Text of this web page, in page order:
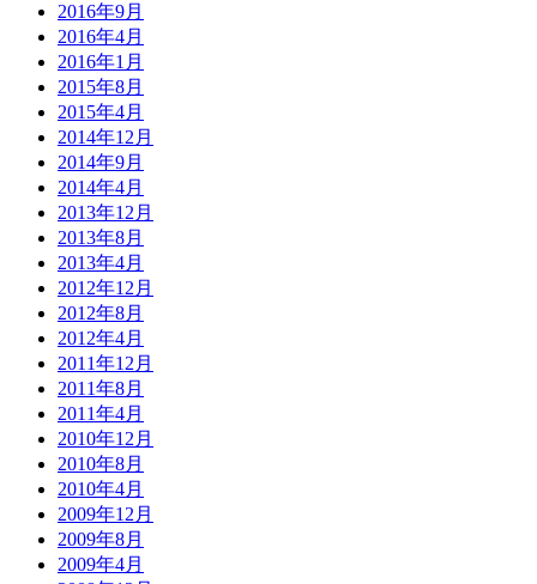
2016年9月
2016年4月
2016年1月
2015年8月
2015年4月
2014年12月
2014年9月
2014年4月
2013年12月
2013年8月
2013年4月
2012年12月
2012年8月
2012年4月
2011年12月
2011年8月
2011年4月
2010年12月
2010年8月
2010年4月
2009年12月
2009年8月
2009年4月